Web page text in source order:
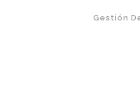
Gestión